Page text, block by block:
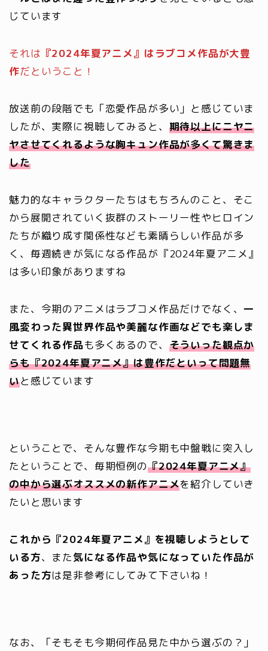
じています
それは 『2024年夏アニメ』はラブコメ作品が大豊
作だということ！
放送前の段階でも「恋愛作品が多い」と感じていま
したが、実際に視聴してみると、 期待以上にニヤニ
ヤさせてくれるような胸キュン作品が多くて驚きま
した
魅力的なキャラクターたちはもちろんのこと、そこ
から展開されていく抜群のストーリー性やヒロイン
たちが織り成す関係性なども素晴らしい作品が多
く、毎週続きが気になる作品が『2024年夏アニメ』
は多い印象がありますね
また、今期のアニメはラブコメ作品だけでなく、一
風変わった異世界作品や美麗な作画などでも楽しま
せてくれる作品も多くあるので、 そういった観点か
らも『2024年夏アニメ』は豊作だといって問題無
いと感じています
ということで、そんな豊作な今期も中盤戦に突入し
たということで、毎期恒例の『2024年夏アニメ』
の中から選ぶオススメの新作アニメを紹介していき
たいと思います
これから『2024年夏アニメ』を視聴しようとして
いる方、また気になる作品や気になっていた作品が
あった方は是非参考にしてみて下さいね！
なお、「そもそも今期何作品見た中から選ぶの？」